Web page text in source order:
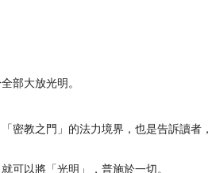
部大放光明。
密教之門」的法力境界，也是告訴讀者